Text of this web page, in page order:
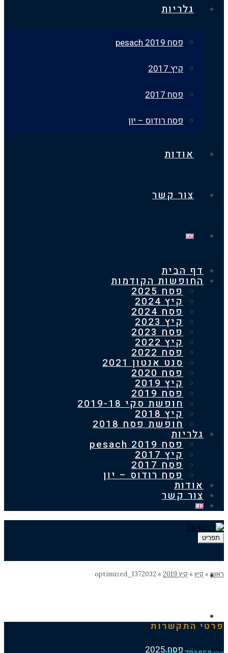
גלריות
פסח רודוס – יון
אודות
צור קשר
הבית
הקודמות
פסח 2025
קיץ 2024
פסח 2024
קיץ 2023
פסח 2023
קיץ 2022
פסח 2022
סנט אנטון 2021
פסח 2020
קיץ 2019
פסח 2019
חופשת סקי 2019-18
קיץ 2018
חופשת פסח 2018
פסח 2019 pesach
קיץ 2017
פסח 2017
פסח רודוס – יון
קשר
דף הבית
החופשות הקודמות
פסח 2025
»קיץ 2019 »
1372032_optimized